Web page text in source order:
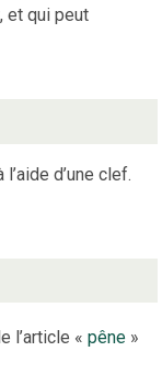
et qui peut
d’une clef.
l’article «pêne »